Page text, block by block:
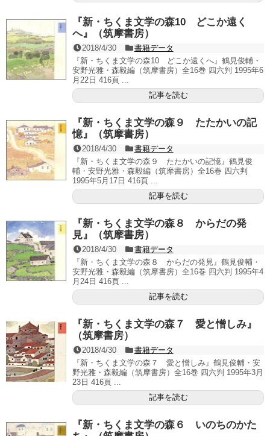
『新・ちくま文学の森10 どこか遠く
へ』（筑摩書房）
2018/4/30
書籍データ
『新・ちくま文学の森10 どこか遠くへ』鶴見俊輔・
安野光雅・森毅編（筑摩書房）全16巻 四六判 1995年6
月22日 416頁 ...
記事を読む
『新・ちくま文学の森９ たたかいの記
憶』（筑摩書房）
2018/4/30
書籍データ
『新・ちくま文学の森９ たたかいの記憶』鶴見俊
輔・安野光雅・森毅編（筑摩書房）全16巻 四六判
1995年5月17日 416頁 ...
記事を読む
『新・ちくま文学の森８ からだの発
見』（筑摩書房）
2018/4/30
書籍データ
『新・ちくま文学の森８ からだの発見』鶴見俊輔・
安野光雅・森毅編（筑摩書房）全16巻 四六判 1995年4
月24日 416頁 ...
記事を読む
『新・ちくま文学の森７ 愛と憎しみ』
（筑摩書房）
2018/4/30
書籍データ
『新・ちくま文学の森７ 愛と憎しみ』鶴見俊輔・安
野光雅・森毅編（筑摩書房）全16巻 四六判 1995年3月
23日 416頁 ...
記事を読む
『新・ちくま文学の森６ いのちのかた